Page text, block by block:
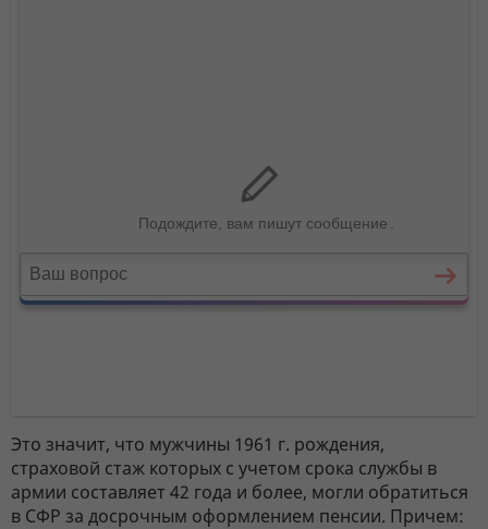
Это значит, что мужчины 1961 г. рождения,
страховой стаж которых с учетом срока службы в
армии составляет 42 года и более, могли обратиться
в СФР за досрочным оформлением пенсии. Причем: